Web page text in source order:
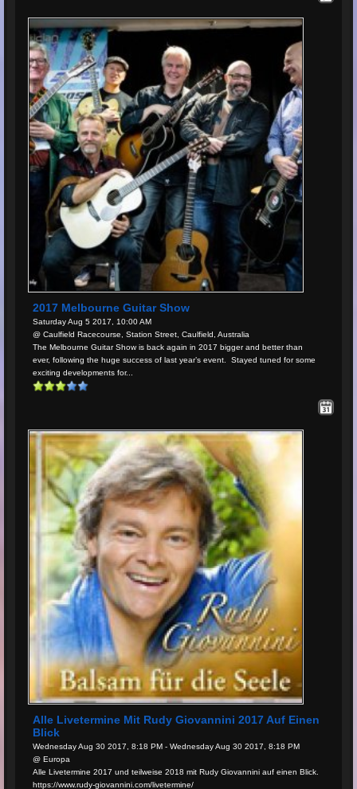
2017 Melbourne Guitar Show
Saturday Aug 5 2017, 10:00 AM
@ Caulfield Racecourse, Station Street, Caulfield, Australia
The Melbourne Guitar Show is back again in 2017 bigger and better than
ever, following the huge success of last year’s event. Stayed tuned for some
exciting developments for...
Alle Livetermine Mit Rudy Giovannini 2017 Auf Einen
Blick
Wednesday Aug 30 2017, 8:18 PM - Wednesday Aug 30 2017, 8:18 PM
@ Europa
Alle Livetermine 2017 und teilweise 2018 mit Rudy Giovannini auf einen Blick.
https://www.rudy-giovannini.com/livetermine/